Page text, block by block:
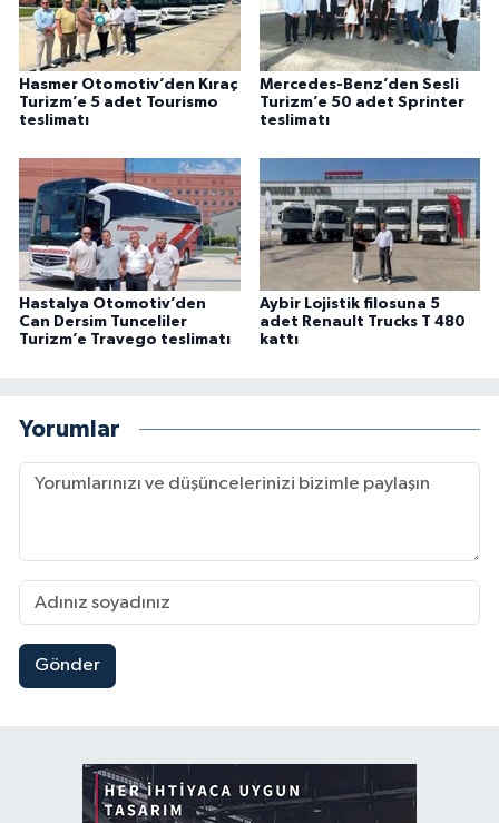
Hasmer Otomotiv’den Kıraç
Turizm’e 5 adet Tourismo
teslimatı
Mercedes-Benz’den Sesli
Turizm’e 50 adet Sprinter
teslimatı
Hastalya Otomotiv’den
Can Dersim Tunceliler
Turizm’e Travego teslimatı
Aybir Lojistik filosuna 5
adet Renault Trucks T 480
kattı
Yorumlar
Gönder